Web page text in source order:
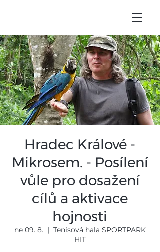
Hradec Králové -
Mikrosem. - Posílení
vůle pro dosažení
cílů a aktivace
hojnosti
ne 09. 8.
  |
Tenisová hala SPORTPARK
HIT